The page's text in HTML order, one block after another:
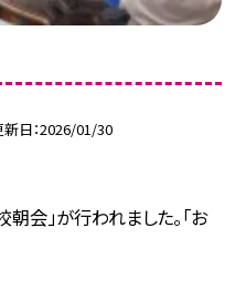
新日 2026/01/30
会」が行われました。「お